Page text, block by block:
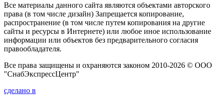
Все материалы данного сайта являются объектами авторского
права (в том числе дизайн) Запрещается копирование,
распространение (в том числе путем копирования на другие
сайты и ресурсы в Интернете) или любое иное использование
информации или объектов без предварительного согласия
правообладателя.
Все права защищены и охраняются законом 2010-2026 © ООО
"СнабЭкспрессЦентр"
сделано в